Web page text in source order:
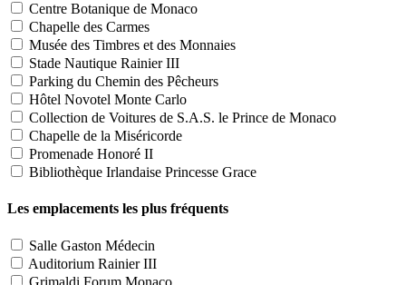
Centre Botanique de Monaco
Chapelle des Carmes
Musée des Timbres et des Monnaies
Stade Nautique Rainier III
Parking du Chemin des Pêcheurs
Hôtel Novotel Monte Carlo
Collection de Voitures de S.A.S. le Prince de Monaco
Chapelle de la Miséricorde
Promenade Honoré II
Bibliothèque Irlandaise Princesse Grace
Les emplacements les plus fréquents
Salle Gaston Médecin
Auditorium Rainier III
Grimaldi Forum Monaco